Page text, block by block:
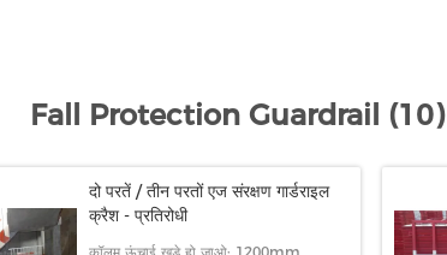
Fall Protection Guardrail (10)
दो परतें / तीन परतों एज संरक्षण गार्डराइल
क्रैश - प्रतिरोधी